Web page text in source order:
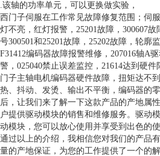
.该轴的功率单元，可以更换做实验，
西门子伺服在工作常见故障修复范围；伺
灯不亮，红灯报警，25201故障，300607
号300501和25201故障，25202故障，轮廓
F31412编码器故障报警维修，207016轴A
警，025040禁止误差监控，21614达到
门子主轴电机编码器硬件故障，扭矩达不
热、抖动、发烫、输出不平衡，编码器的
后，让我们来了解一下这款产品的产地属
户提供驱动模块的销售和维修服务。驱动
动模块，您可以放心使用并享受到出色的使
通过以上的介绍，我相信您对我们的产品
量的产地保证，为您的工作提供了一个的